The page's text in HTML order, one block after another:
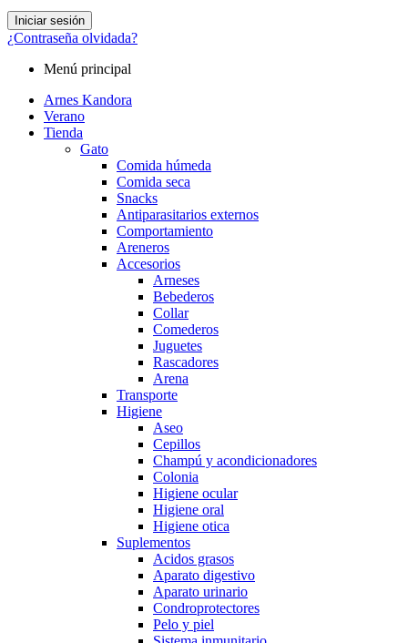
Iniciar sesión
¿Contraseña olvidada?
Menú principal
Arnes Kandora
Verano
Tienda
Gato
Comida húmeda
Comida seca
Snacks
Antiparasitarios externos
Comportamiento
Areneros
Accesorios
Arneses
Bebederos
Collar
Comederos
Juguetes
Rascadores
Arena
Transporte
Higiene
Aseo
Cepillos
Champú y acondicionadores
Colonia
Higiene ocular
Higiene oral
Higiene otica
Suplementos
Acidos grasos
Aparato digestivo
Aparato urinario
Condroprotectores
Pelo y piel